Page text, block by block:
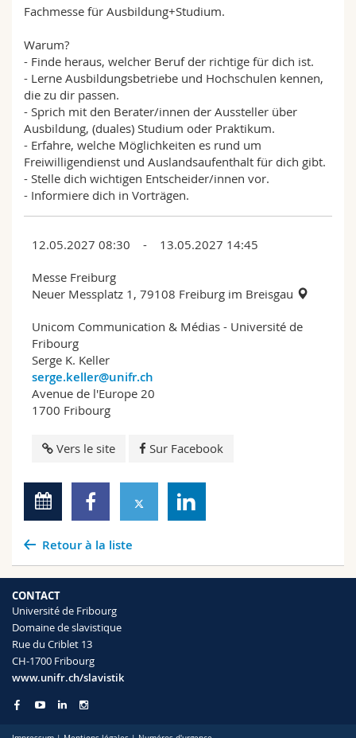
Fachmesse für Ausbildung+Studium.
Warum?
- Finde heraus, welcher Beruf der richtige für dich ist.
- Lerne Ausbildungsbetriebe und Hochschulen kennen,
die zu dir passen.
- Sprich mit den Berater/innen der Aussteller über
Ausbildung, (duales) Studium oder Praktikum.
- Erfahre, welche Möglichkeiten es rund um
Freiwilligendienst und Auslandsaufenthalt für dich gibt.
- Stelle dich wichtigen Entscheider/innen vor.
- Informiere dich in Vorträgen.
12.05.2027 08:30 - 13.05.2027 14:45
Messe Freiburg
Neuer Messplatz 1, 79108 Freiburg im Breisgau
Unicom Communication & Médias - Université de
Fribourg
Serge K. Keller
serge.keller@unifr.ch
Avenue de l'Europe 20
1700 Fribourg
Vers le site Sur Facebook
Retour à la liste
CONTACT
Université de Fribourg
Domaine de slavistique
Rue du Criblet 13
CH-1700 Fribourg
www.unifr.ch/slavistik